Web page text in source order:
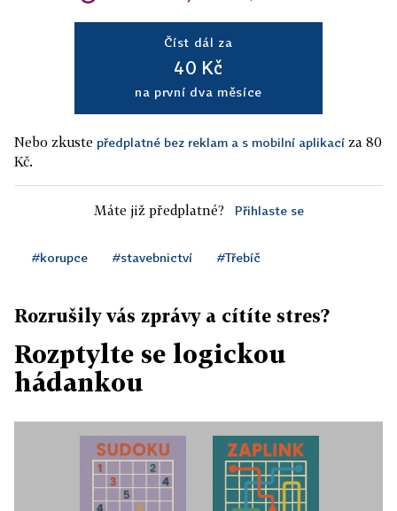
Číst dál za
40 Kč
na první dva měsíce
Nebo zkuste předplatné bez reklam a s mobilní aplikací za 80
Kč.
Máte již předplatné? Přihlaste se
#korupce #stavebnictví #Třebíč
Rozrušily vás zprávy a cítíte stres?
Rozptylte se logickou
hádankou